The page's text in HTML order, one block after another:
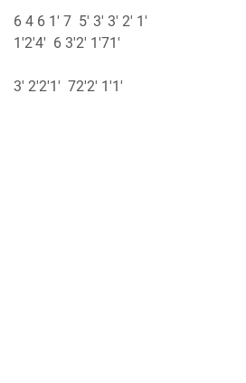
6 4 6 1' 7 5' 3' 3' 2' 1'
1'2'4' 6 3'2' 1'71'
3' 2'2'1' 72'2' 1'1'